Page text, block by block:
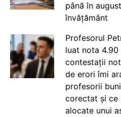
până în
învățământ
Profesorul
luat nota
contestații
de erori îmi
profesorii
corectat și ce
alocate unui